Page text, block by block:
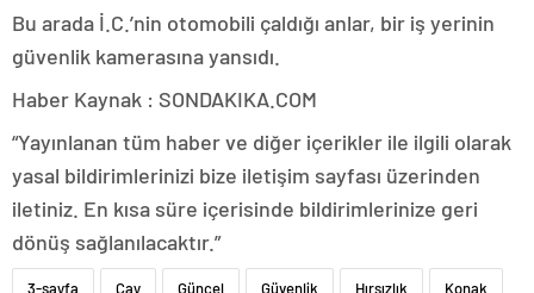
Bu arada İ.C.’nin otomobili çaldığı anlar, bir iş yerinin
güvenlik kamerasına yansıdı.
Haber Kaynak : SONDAKIKA.COM
“Yayınlanan tüm haber ve diğer içerikler ile ilgili olarak
yasal bildirimlerinizi bize iletişim sayfası üzerinden
iletiniz. En kısa süre içerisinde bildirimlerinize geri
dönüş sağlanılacaktır.”
3-sayfa Çay Güncel Güvenlik Hırsızlık Konak